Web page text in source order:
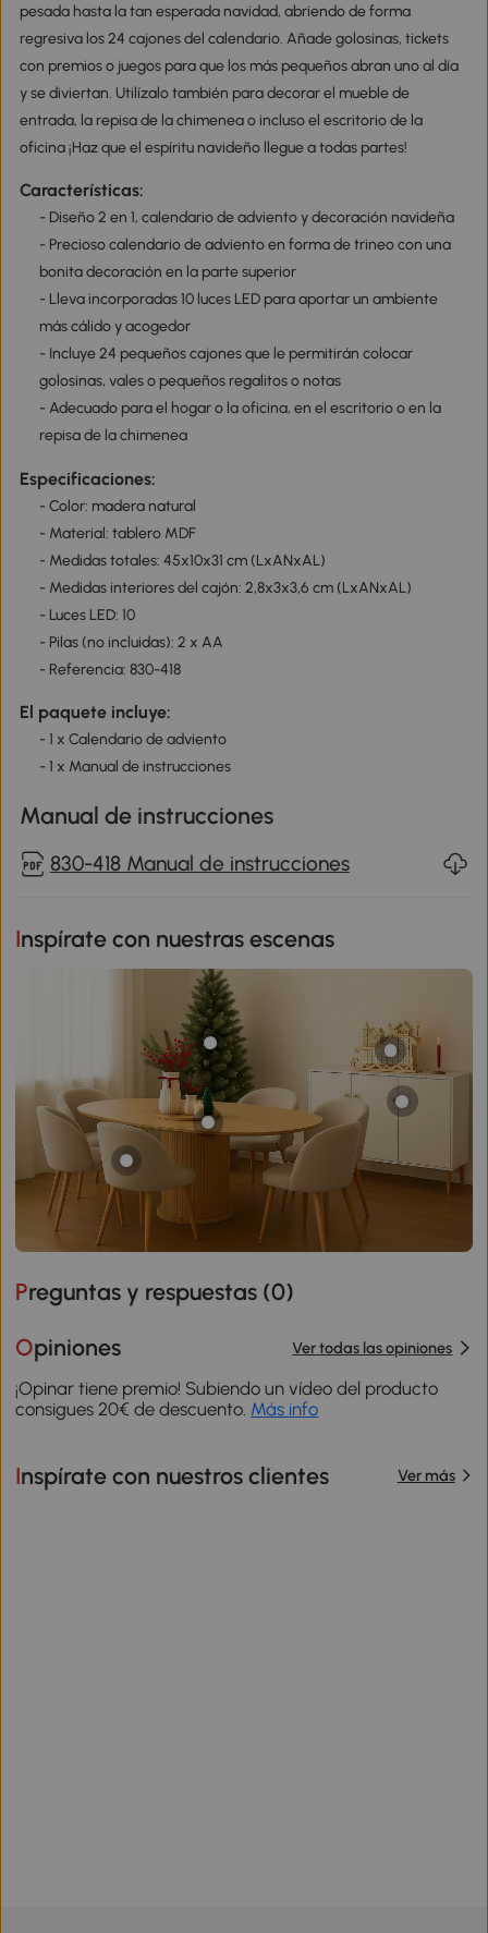
pesada hasta la tan esperada navidad, abriendo de forma
regresiva los 24 cajones del calendario. Añade golosinas, tickets
con premios o juegos para que los más pequeños abran uno al día
y se diviertan. Utilízalo también para decorar el mueble de
entrada, la repisa de la chimenea o incluso el escritorio de la
oficina ¡Haz que el espíritu navideño llegue a todas partes!
Características:
- Diseño 2 en 1, calendario de adviento y decoración navideña
- Precioso calendario de adviento en forma de trineo con una
bonita decoración en la parte superior
- Lleva incorporadas 10 luces LED para aportar un ambiente
más cálido y acogedor
- Incluye 24 pequeños cajones que le permitirán colocar
golosinas, vales o pequeños regalitos o notas
- Adecuado para el hogar o la oficina, en el escritorio o en la
repisa de la chimenea
Especificaciones:
- Color: madera natural
- Material: tablero MDF
- Medidas totales: 45x10x31 cm (LxANxAL)
- Medidas interiores del cajón: 2,8x3x3,6 cm (LxANxAL)
- Luces LED: 10
- Pilas (no incluidas): 2 x AA
- Referencia: 830-418
El paquete incluye:
- 1 x Calendario de adviento
- 1 x Manual de instrucciones
Manual de instrucciones
830-418 Manual de instrucciones
Inspírate con nuestras escenas
Preguntas y respuestas (0)
Opiniones Ver todas las opiniones
¡Opinar tiene premio! Subiendo un vídeo del producto
consigues 20€ de descuento. Más info
Inspírate con nuestros clientes Ver más